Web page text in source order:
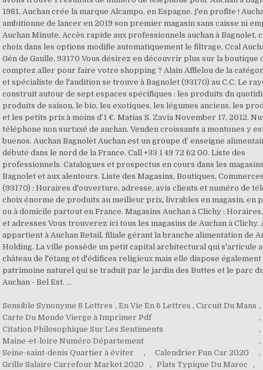
Sensible Synonyme 8 Lettres , En Vie En 6 Lettres , Circuit Du Mans ,
Carte Du Monde Vierge à Imprimer Pdf
,
Citation Philosophique Sur Les Sentiments
,
Maine-et-loire Numéro Département
,
Seine-saint-denis Quartier à éviter
, Calendrier Fun Car 2020
,
Grille Salaire Carrefour Market 2020
, Plats Typique Du Maroc ,